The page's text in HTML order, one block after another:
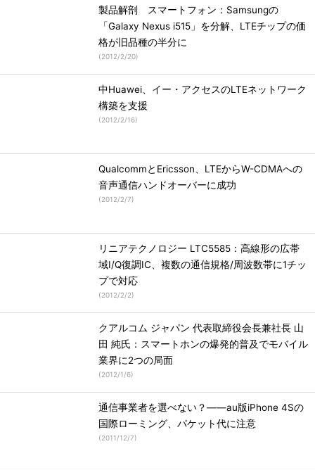
製品解剖 スマートフォン：Samsungの
「Galaxy Nexus i515」を分解、LTEチップの価
格が旧品種の半分に
(2012/2/20)
中Huawei、イー・アクセスのLTEネットワーク
構築を支援
(2012/2/16)
QualcommとEricsson、LTEからW-CDMAへの
音声通信ハンドオーバーに成功
(2012/2/7)
リニアテクノロジー LTC5585：高線形の広帯
域I/Q復調IC、複数の通信規格/周波数帯に1チッ
プで対応
(2012/2/2)
クアルコム ジャパン 代表取締役会長兼社長 山
田 純氏：スマートホンの爆発的普及でモバイル
業界に2つの局面
(2012/1/6)
通信事業者を選べない？――au版iPhone 4Sの
国際ローミング、パケット代に注意
(2011/12/7)